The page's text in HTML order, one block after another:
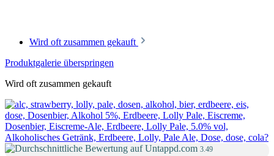
Wird oft zusammen gekauft
Produktgalerie überspringen
Wird oft zusammen gekauft
3.49